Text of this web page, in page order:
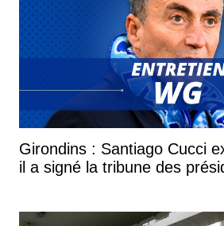
Girondins : Santiago Cucci
il a signé la tribune des